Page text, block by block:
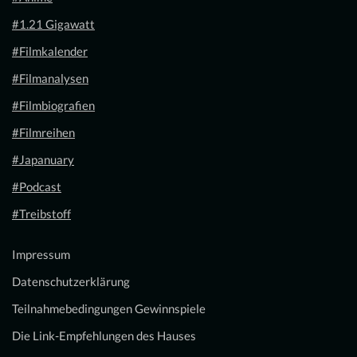
#1.21 Gigawatt
#Filmkalender
#Filmanalysen
#Filmbiografien
#Filmreihen
#Japanuary
#Podcast
#Treibstoff
Impressum
Datenschutzerklärung
Teilnahmebedingungen Gewinnspiele
Die Link-Empfehlungen des Hauses